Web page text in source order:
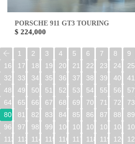
PORSCHE 911 GT3 TOURING
$ 224,000
1 2 3 4 5 6 7 8 9
16
17 18 19 20 21 22 23 24 25
32
33 34 35 36 37 38 39 40 41
48
49 50 51 52 53 54 55 56 57
64
65 66 67 68 69 70 71 72 73
80
81 82 83 84 85 86 87 88 89
96
97 98 99 100 101 102 103 104 105
112
113 114 115 116 117 118 119 120 121